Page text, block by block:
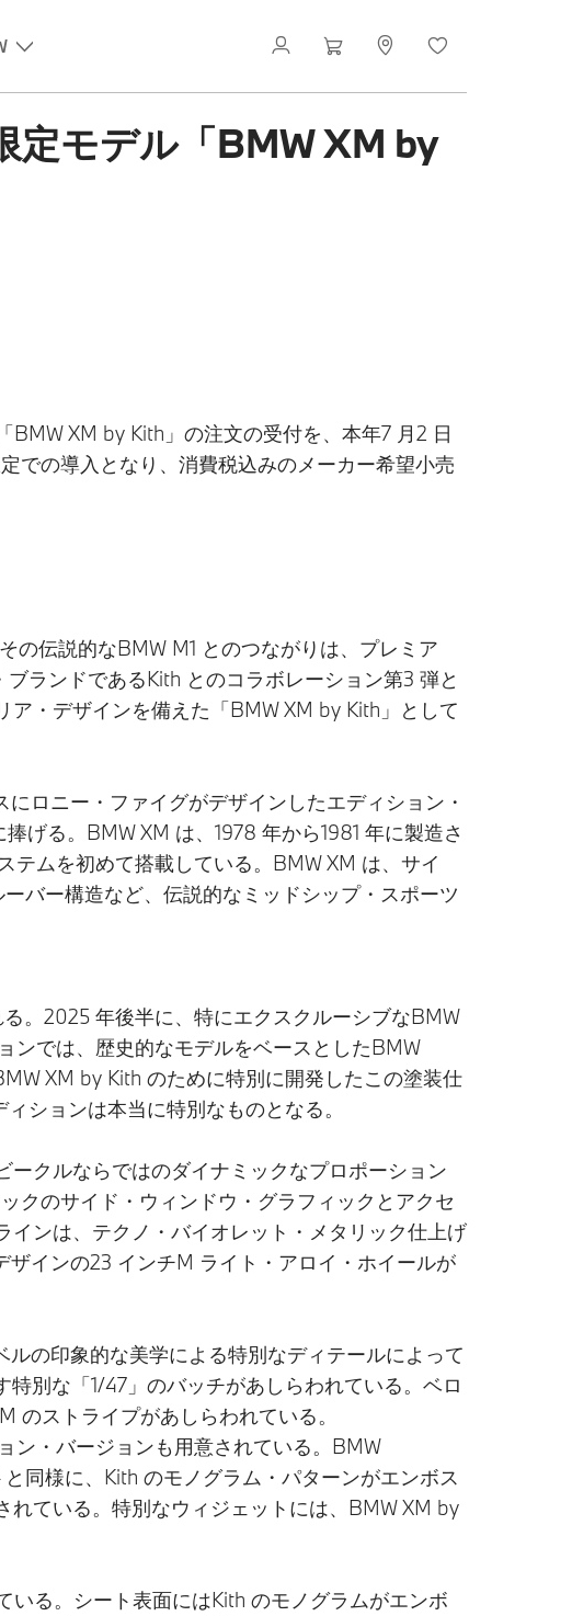
定モデル「BMW XM by
XM by Kith」の注文の受付を、本年7 月2 日
での導入となり、消費税込みのメーカー希望小売
の伝説的なBMW M1 とのつながりは、プレミア
ランドであるKith とのコラボレーション第3 弾と
・デザインを備えた「BMW XM by Kith」として
ロニー・ファイグがデザインしたエディション・
げる。BMW XM は、1978 年から1981 年に製造さ
ムを初めて搭載している。BMW XM は、サイ
バー構造など、伝説的なミッドシップ・スポーツ
。2025 年後半に、特にエクスクルーシブなBMW
ンでは、歴史的なモデルをベースとしたBMW
XM by Kith のために特別に開発したこの塗装仕
ションは本当に特別なものとなる。
クルならではのダイナミックなプロポーション
クのサイド・ウィンドウ・グラフィックとアクセ
ンは、テクノ・バイオレット・メタリック仕上げ
インの23 インチM ライト・アロイ・ホイールが
の印象的な美学による特別なディテールによって
別な「1/47」のバッチがあしらわれている。ベロ
のストライプがあしらわれている。
ン・バージョンも用意されている。BMW
同様に、Kith のモノグラム・パターンがエンボス
ている。特別なウィジェットには、BMW XM by
る。シート表面にはKith のモノグラムがエンボ